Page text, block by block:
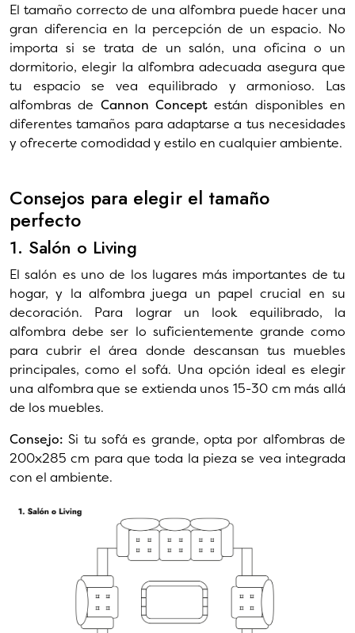
El tamaño correcto de una alfombra puede hacer una
gran diferencia en la percepción de un espacio. No
importa si se trata de un salón, una oficina o un
dormitorio, elegir la alfombra adecuada asegura que
tu espacio se vea equilibrado y armonioso. Las
alfombras de Cannon Concept están disponibles en
diferentes tamaños para adaptarse a tus necesidades
y ofrecerte comodidad y estilo en cualquier ambiente.
Consejos para elegir el tamaño
perfecto
1. Salón o Living
El salón es uno de los lugares más importantes de tu
hogar, y la alfombra juega un papel crucial en su
decoración. Para lograr un look equilibrado, la
alfombra debe ser lo suficientemente grande como
para cubrir el área donde descansan tus muebles
principales, como el sofá. Una opción ideal es elegir
una alfombra que se extienda unos 15-30 cm más allá
de los muebles.
Consejo: Si tu sofá es grande, opta por alfombras de
200x285 cm para que toda la pieza se vea integrada
con el ambiente.